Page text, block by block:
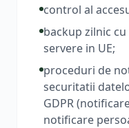
control al
backup zilnic
servere in UE;
proceduri de
securitatii
GDPR
notificare